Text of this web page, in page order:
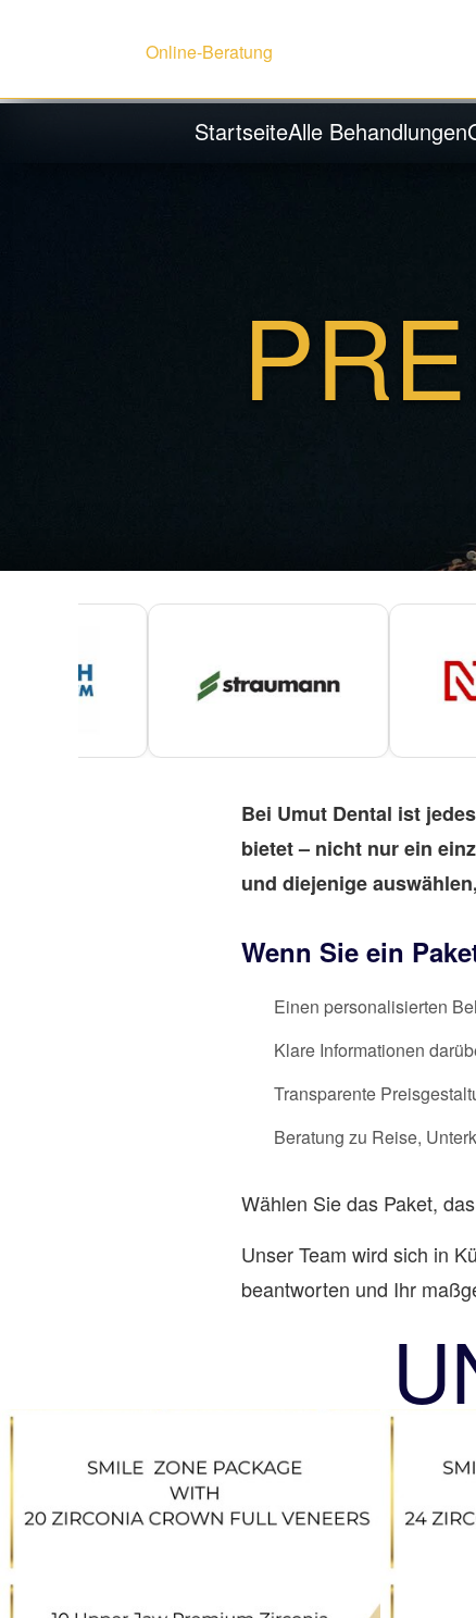
Online-Beratung
StartseiteAlle Behandlungen
Bei Umut Dental ist
bietet – nicht nur ein
und diejenige
Wenn Sie ein
Einen personalisierten
Klare Informationen
Transparente
Beratung zu Reise,
Wählen Sie das Paket,
Unser Team wird sich in
beantworten und Ihr